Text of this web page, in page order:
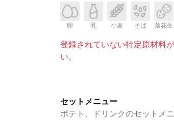
卵 乳 小麦 そば 落花生
登録されていない特定原材料
い。
セットメニュー
ポテト、ドリンクのセットメ